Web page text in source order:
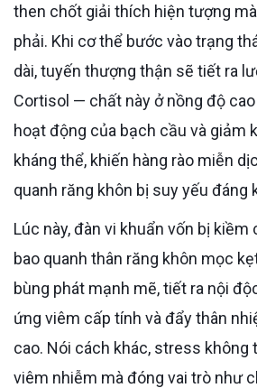
then chốt giải thích hiện tượng
phải. Khi cơ thể bước vào trạng
dài, tuyến thượng thận sẽ tiết ra
Cortisol — chất này ở nồng độ
hoạt động của bạch cầu và giảm
kháng thể, khiến hàng rào miễn
quanh răng khôn bị suy yếu đáng
Lúc này, đàn vi khuẩn vốn bị kiềm chế trong túi nướu
bao quanh thân răng khôn mọc
bùng phát mạnh mẽ, tiết ra nội
ứng viêm cấp tính và đẩy thân
cao. Nói cách khác, stress không
viêm nhiễm mà đóng vai trò như